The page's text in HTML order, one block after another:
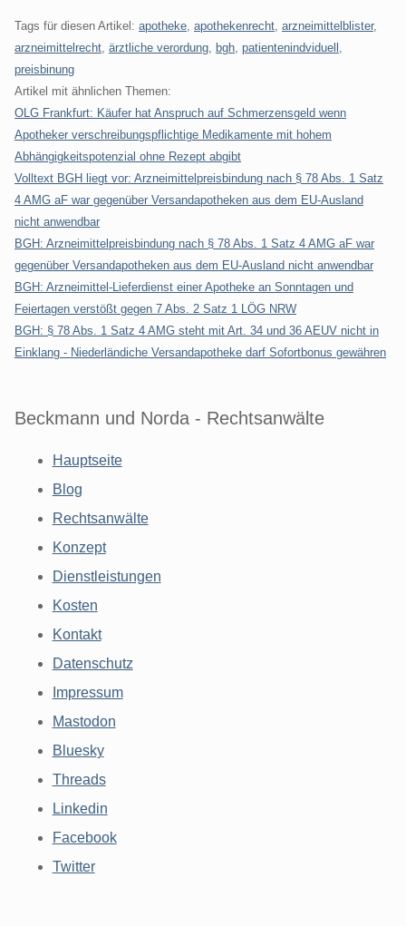
Tags für diesen Artikel: apotheke apothekenrecht arzneimittelblister,
arzneimittelrecht ärztliche verordung bgh patientenindviduell
preisbinung
Artikel mit ähnlichen Themen:
OLG Frankfurt: Käufer hat Anspruch auf Schmerzensgeld wenn
Apotheker verschreibungspflichtige Medikamente mit hohem
Abhängigkeitspotenzial ohne Rezept abgibt
Volltext BGH liegt vor: Arzneimittelpreisbindung nach § 78 Abs. 1 Satz
4 AMG aF war gegenüber Versandapotheken aus dem EU-Ausland
nicht anwendbar
BGH: Arzneimittelpreisbindung nach § 78 Abs. 1 Satz 4 AMG aF war
gegenüber Versandapotheken aus dem EU-Ausland nicht anwendbar
BGH: Arzneimittel-Lieferdienst einer Apotheke an Sonntagen und
Feiertagen verstößt gegen 7 Abs. 2 Satz 1 LÖG NRW
BGH: § 78 Abs. 1 Satz 4 AMG steht mit Art. 34 und 36 AEUV nicht in
Einklang - Niederländiche Versandapotheke darf Sofortbonus gewähren
Beckmann und Norda - Rechtsanwälte
Hauptseite
Blog
Rechtsanwälte
Konzept
Dienstleistungen
Kosten
Kontakt
Datenschutz
Impressum
Mastodon
Bluesky
Threads
Linkedin
Facebook
Twitter